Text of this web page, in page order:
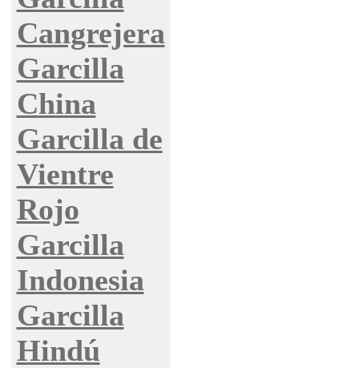
Cangrejera
Garcilla
China
Garcilla de
Vientre
Rojo
Garcilla
Indonesia
Garcilla
Hindú